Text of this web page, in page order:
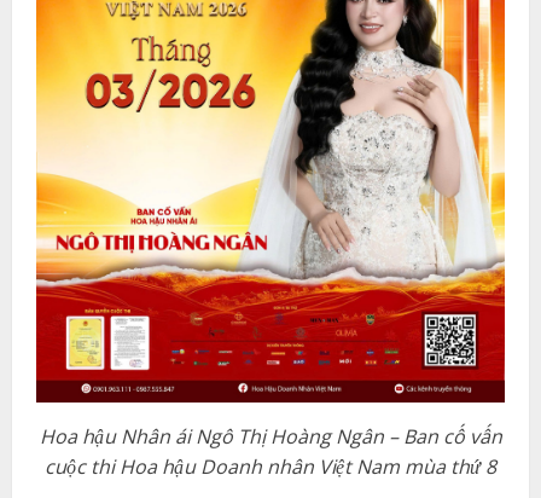
Hoa hậu Nhân ái Ngô Thị Hoàng Ngân – Ban cố vấn
cuộc thi Hoa hậu Doanh nhân Việt Nam mùa thứ 8